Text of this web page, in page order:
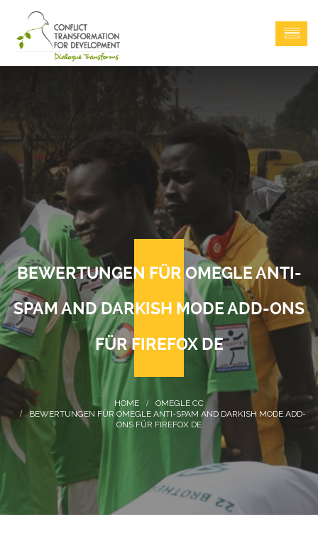
BEWERTUNGEN FÜR OMEGLE ANTI-
SPAM AND DARKISH MODE ADD-ONS
FÜR FIREFOX DE
OMEGLE CC
BEWERTUNGEN FÜR OMEGLE ANTI-SPAM AND DARKISH MODE ADD-
ONS FÜR FIREFOX DE